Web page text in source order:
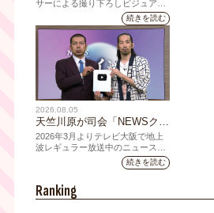
売！ テーマは「個性全開」5
人それぞれの"らしさ"を詰め
込んだアイテムが登場
サーによる撮り下ろしビジュアル
を使用した新グッズを発売続きを読む
2026.08.05
天竺川原が司会「NEWSクラ
イシス」チャンネル登録者数
10万人突破！テレビ大阪の番
組史上最速記録を更新
2026年3月よりテレビ大阪で地上
波レギュラー放送中のニュース番
組「NEWSクライシス」が、この
たび2026年7月12日(日)に、
人を達成しました。
続きを読む
Ranking